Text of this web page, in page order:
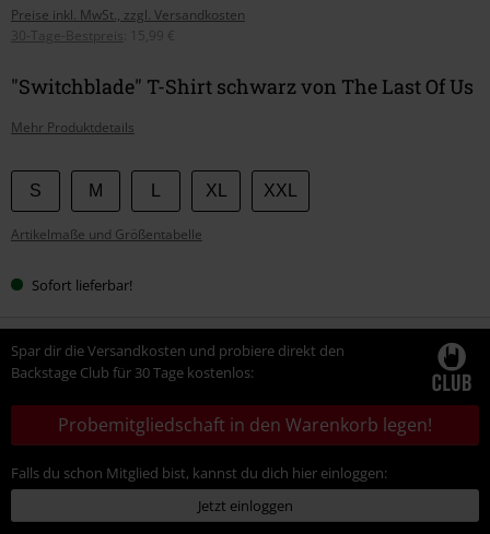
Preise inkl. MwSt., zzgl. Versandkosten
30-Tage-Bestpreis
15,99 €
"Switchblade" T-Shirt schwarz von The Last Of Us
Mehr Produktdetails
Wähle
deine
Größe
S M XL XXL
Artikelmaße und Größentabelle
Sofort lieferbar!
Spar dir die Versandkosten und probiere direkt den
Backstage Club für 30 Tage kostenlos:
Probemitgliedschaft in den Warenkorb legen!
Falls du schon Mitglied bist, kannst du dich hier einloggen:
Jetzt einloggen